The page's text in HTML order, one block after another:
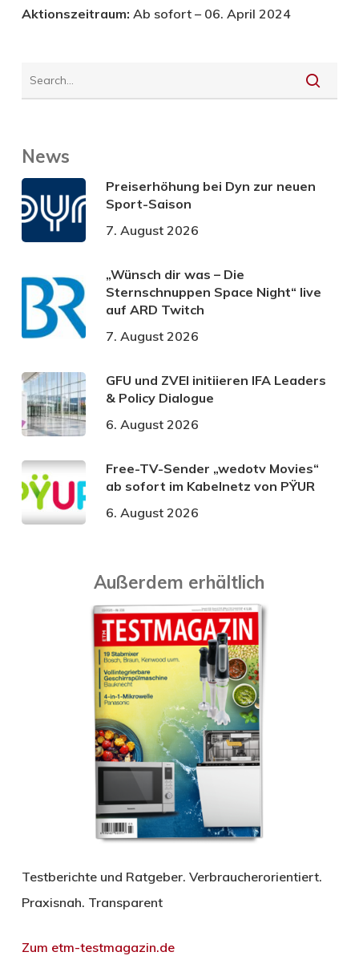
Aktionszeitraum: Ab sofort – 06. April 2024
News
Preiserhöhung bei Dyn zur neuen
Sport-Saison
7. August 2026
„Wünsch dir was – Die
Sternschnuppen Space Night“ live
auf ARD Twitch
7. August 2026
GFU und ZVEI initiieren IFA Leaders
& Policy Dialogue
6. August 2026
Free-TV-Sender „wedotv Movies“
ab sofort im Kabelnetz von PŸUR
6. August 2026
Außerdem erhältlich
Testberichte und Ratgeber. Verbraucherorientiert.
Praxisnah. Transparent
Zum etm-testmagazin.de